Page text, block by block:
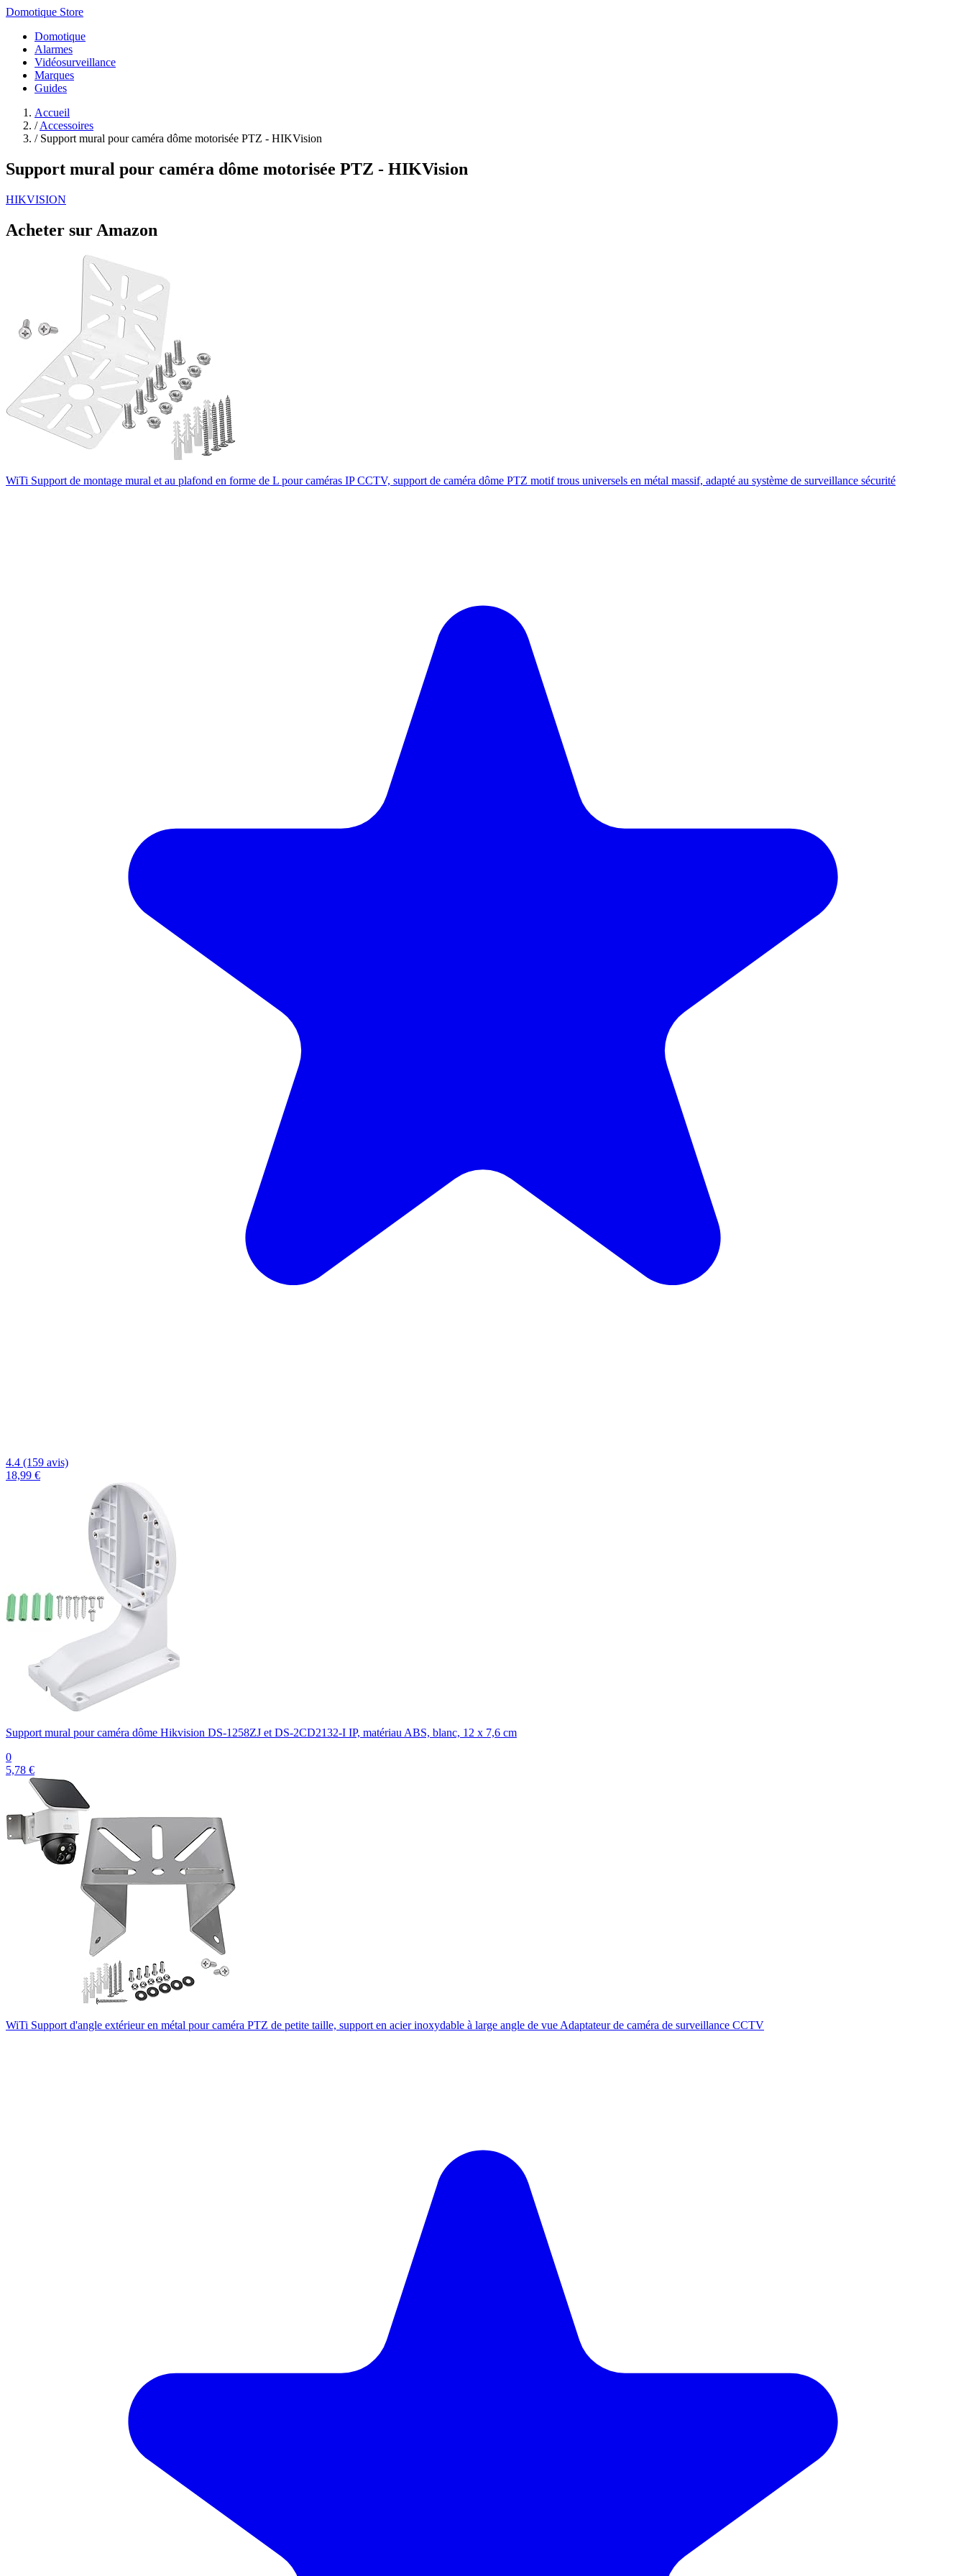
Domotique Store
Domotique
Alarmes
Vidéosurveillance
Marques
Guides
Accueil
/ Accessoires
/ Support mural pour caméra dôme motorisée PTZ - HIKVision
Support mural pour caméra dôme motorisée PTZ - HIKVision
HIKVISION
Acheter sur Amazon
WiTi Support de montage mural et au plafond en forme de L pour caméras IP CCTV, support de caméra dôme PTZ motif trous universels en métal massif, adapté au système de surveillance sécurité
4.4 (159 avis)
18,99 €
Support mural pour caméra dôme Hikvision DS-1258ZJ et DS-2CD2132-I IP, matériau ABS, blanc, 12 x 7,6 cm
0
5,78 €
WiTi Support d'angle extérieur en métal pour caméra PTZ de petite taille, support en acier inoxydable à large angle de vue Adaptateur de caméra de surveillance CCTV